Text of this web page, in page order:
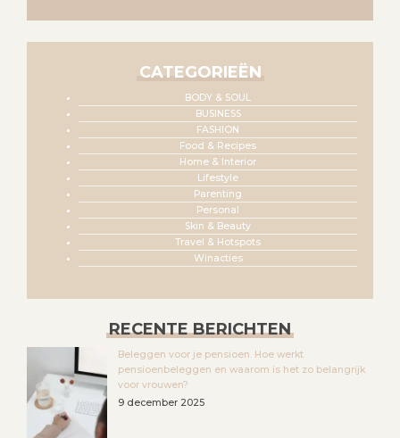
CATEGORIEËN
BODY & SOUL
BUSINESS
FASHION
Food & Recipes
Home & Interior
Lifestyle
Parenting
Personal
Skin & Beauty
Travel & Hotspots
Winacties
RECENTE BERICHTEN
Beleggen voor je pensioen. Hoe werkt
pensioenbeleggen en waarom is het zo belangrijk
voor vrouwen?
9 december 2025